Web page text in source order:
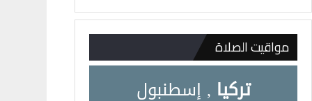
مواقيت الصلاة